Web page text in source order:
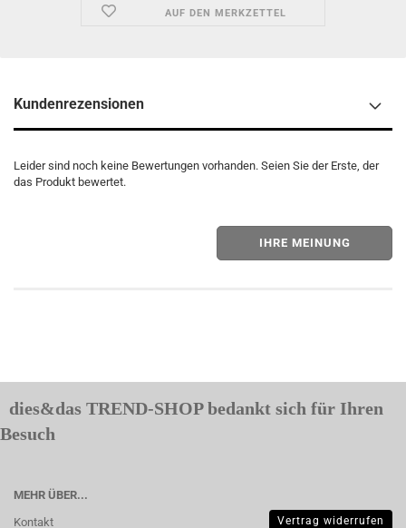
AUF DEN MERKZETTEL
Kundenrezensionen
Leider sind noch keine Bewertungen vorhanden. Seien Sie der Erste, der
das Produkt bewertet.
IHRE MEINUNG
dies&das TREND-SHOP bedankt sich für Ihren
Besuch
MEHR ÜBER...
Kontakt
Vertrag widerrufen